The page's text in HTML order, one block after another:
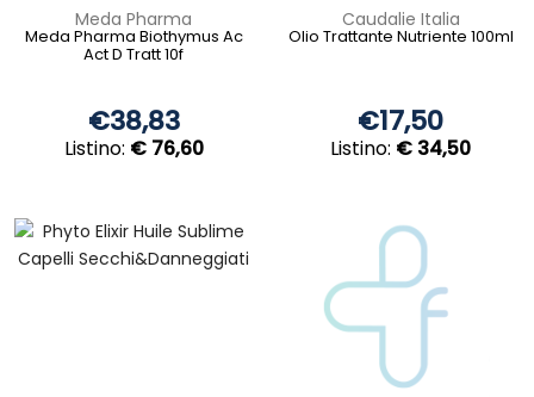
Meda Pharma
Meda Pharma Biothymus Ac
Act D Tratt 10f
€38,83
Listino: € 76,60
Caudalie Italia
Olio Trattante Nutriente 100ml
€17,50
Listino: € 34,50